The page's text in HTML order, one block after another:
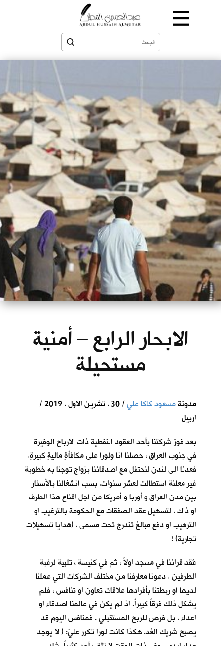
الابحار الرابع – أمنية
مستحيلة
مدونةمسعود كاكا علي
/ 30 ، تشرين الاول ، 2019 /
اربيل
بعد فوز شركتنا بأحد العقود النفطية ذات الارباح الوفيرة
في جنوب العراق ، حصلنا انا ولورا على مكافأةٍ ماليةٍ كبيرةٍ.
فعدنا الى لندن لنحتفل مع اصدقائنا بزواج توجنا به خطوبة
غير معلنة استطالت لعشر سنوات. بسب انشغالنا بالأسفار
بين مدن العراق و أوربا و أمريكا من اجل اقناع هذا الطرف
او ذاك ، لتسهيل عقد الصفقات مع الحكومة بالترغيب او
الترهيب او دفع مبالغ تندرج تحت مسمى ، (هدايا تسهيلات
تجارية) !
عُقد قراننا في مسجد اولاً ، ثم في كنيسة ، تلبية لرغبة
الطرفين . دعونا معارفنا من مختلف الشركات التي عملنا
لديها او ربطتنا بأفرادها علاقات تعاون او تنافس ، فلم
يشكل ذلك فرقاً كبيراً. اذ لم يكن في عالمنا اصدقاء او
اعداء ، بل فرص للربح المستقبلي . فمنافس اليوم قد
يصبح شريك الغد. هكذا كانت لورا تكرر عليّ: ( لا يوجد